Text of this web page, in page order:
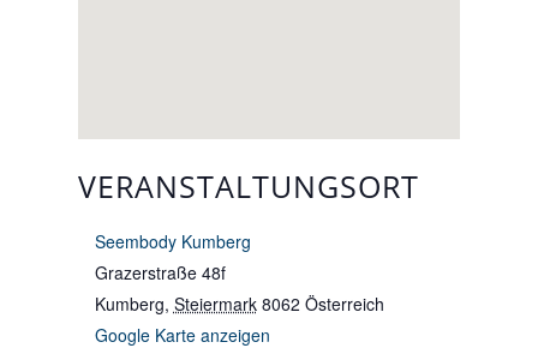
VERANSTALTUNGSORT
Seembody Kumberg
Grazerstraße 48f
Kumberg, Steiermark 8062 Österreich
Google Karte anzeigen